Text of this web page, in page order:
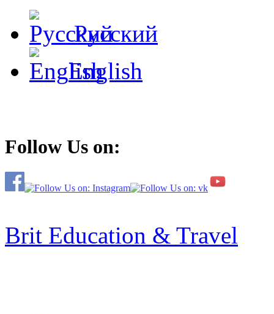
Русский
English
Follow Us on:
Brit Education & Travel